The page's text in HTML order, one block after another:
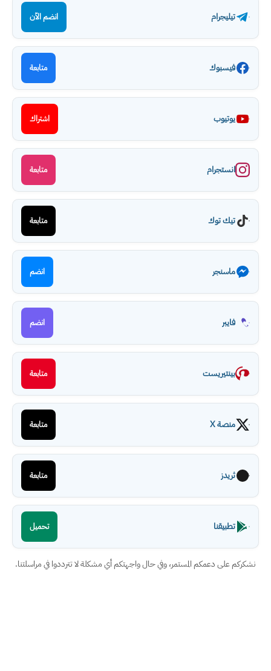
تيليجرام انضم الآن
فيسبوك متابعة
يوتيوب اشتراك
انستجرام متابعة
تيك توك متابعة
ماسنجر انضم
فايبر انضم
بينتيريست متابعة
منصة X متابعة
ثريدز متابعة
تطبيقنا تحميل
نشكركم على دعمكم المستمر، وفي حال واجهتكم أي مشكلة لا تترددوا في مراسلتنا.